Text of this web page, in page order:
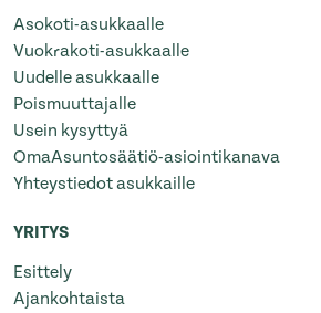
Asokoti-asukkaalle
Vuokrakoti-asukkaalle
Uudelle asukkaalle
Poismuuttajalle
Usein kysyttyä
OmaAsuntosäätiö-asiointikanava
Yhteystiedot asukkaille
YRITYS
Esittely
Ajankohtaista